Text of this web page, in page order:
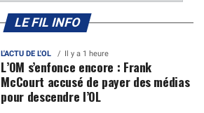
LE FIL INFO
L'ACTU DE L'OL Il y a 1 heure
L’OM s’enfonce encore : Frank
McCourt accusé de payer des médias
pour descendre l’OL